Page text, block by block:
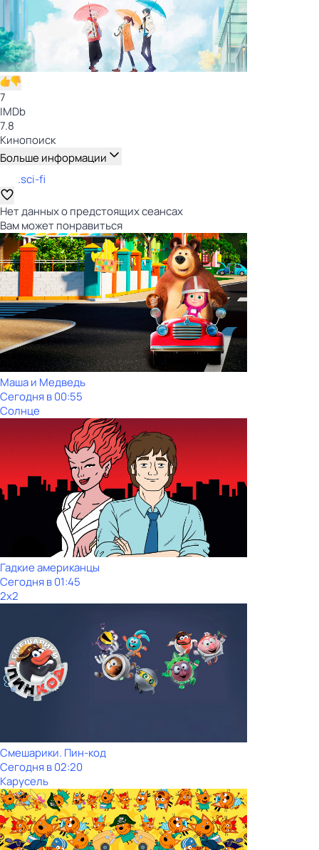
7
IMDb
7.8
Кинопоиск
Больше информации
.sci-fi
Нет данных о предстоящих сеансах
Вам может понравиться
Маша и Медведь
Сегодня в 00:55
Солнце
Гадкие американцы
Сегодня в 01:45
2x2
Смешарики. Пин-код
Сегодня в 02:20
Карусель